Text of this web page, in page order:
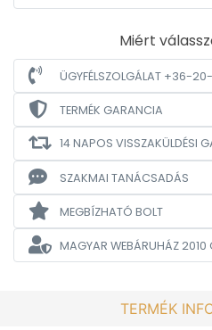
Miért
ÜGYFÉLSZOLGÁLAT +36-
TERMÉK GARANCIA
14 NAPOS VISSZAKÜLDÉSI
SZAKMAI TANÁCSADÁS
MEGBÍZHATÓ BOLT
MAGYAR WEBÁRUHÁZ2010
TERMÉK